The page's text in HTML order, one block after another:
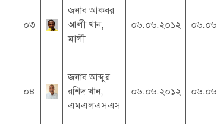
০৩
জনাব আকবর
আলী খান,
মালী
০৬.০৬.২০১২
০৪
জনাব আব্দুর
রশিদ খান,
এমএলএসএস
০৬.০৬.২০১২